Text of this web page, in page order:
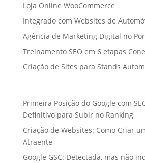
Loja Online WooCommerce
Integrado com Websites de
Agência de Marketing Digital no
Treinamento SEO em 6 etapas
Criação de Sites para Stands
Primeira Posição do Google com
Definitivo para Subir no Ranking
Criação de Websites: Como Criar
Atraente
Google GSC: Detectada, mas não